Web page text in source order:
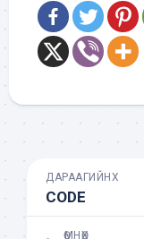
ДАРААГИЙНХ
CODE
ӨМНӨХ